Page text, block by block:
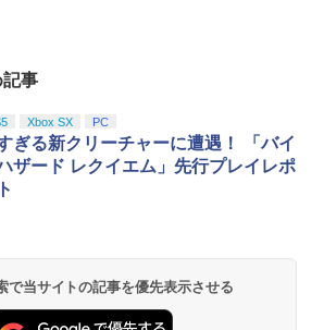
事
Xbox SX PC
ぎる新クリーチャーに遭遇！ 「バイ
ザード レクイエム」先行プレイレポ
で当サイトの記事を優先表示させる